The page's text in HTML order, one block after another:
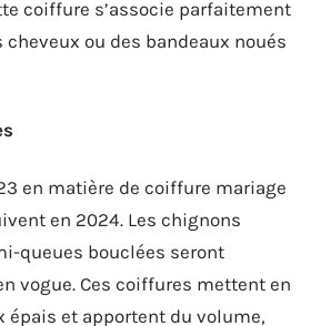
coiffure s’associe parfaitement
cheveux ou des bandeaux noués
en matière de coiffure mariage
en 2024. Les chignons
queues bouclées seront
vogue. Ces coiffures mettent en
épais et apportent du volume,